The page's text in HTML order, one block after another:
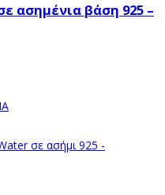
ασημένια βάση 925 –